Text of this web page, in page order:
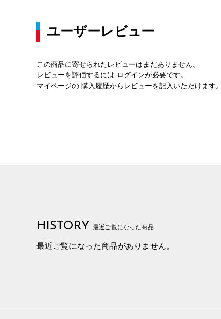
ユーザーレビュー
この商品に寄せられたレビューはまだありません。
レビューを評価するには ログインが必要です。
マイページの 購入履歴からレビューを記入いただけます。
HISTORY 最近ご覧になった商品
最近ご覧になった商品がありません。